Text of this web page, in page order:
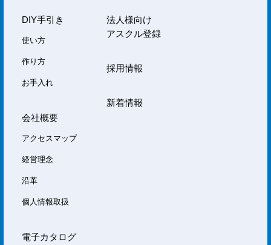
DIY手引き
使い方
作り方
お手入れ
会社概要
アクセスマップ
経営理念
沿革
個人情報取扱
電子カタログ
法人様向け
アスクル登録
採用情報
新着情報